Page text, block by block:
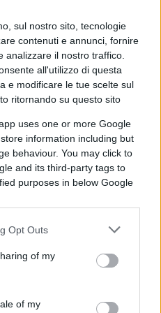
sul nostro sito, tecnologie
contenuti e annunci, fornire
analizzare il nostro traffico.
all'utilizzo di questa
e modificare le tue scelte sul
ritornando su questo sito
uses one or more Google
information including but
behaviour. You may click to
and its third-party tags to
purposes in below Google
Opt Outs
of my
of my
generosità
cessa di attestare un
la latitudine in cui
essere accademica. Il
estetici ma
delle Eccellenze, gli
da 500 euro. Chi è
due volte: perde il
con il proprio rigore, la